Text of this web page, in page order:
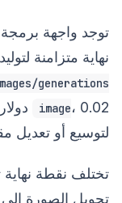
توجد واجهة
نهاية متزامنة
generations
image
،
لتوسيع أو تعديل
تختلف نقطة
تحويل الصورة